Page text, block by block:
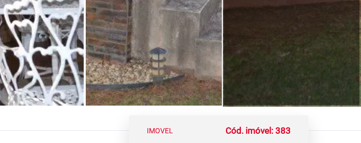
IMOVEL Cód. imóvel: 383